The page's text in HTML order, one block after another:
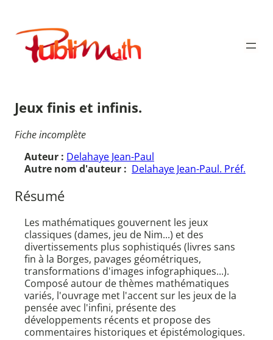
contenu
Publimath
Jeux finis et infinis.
Fiche incomplète
Auteur : Delahaye Jean-Paul
Autre nom d'auteur : Delahaye Jean-Paul. Préf.
Résumé
Les mathématiques gouvernent les jeux
classiques (dames, jeu de Nim...) et des
divertissements plus sophistiqués (livres sans
fin à la Borges, pavages géométriques,
transformations d'images infographiques...).
Composé autour de thèmes mathématiques
variés, l'ouvrage met l'accent sur les jeux de la
pensée avec l'infini, présente des
développements récents et propose des
commentaires historiques et épistémologiques.